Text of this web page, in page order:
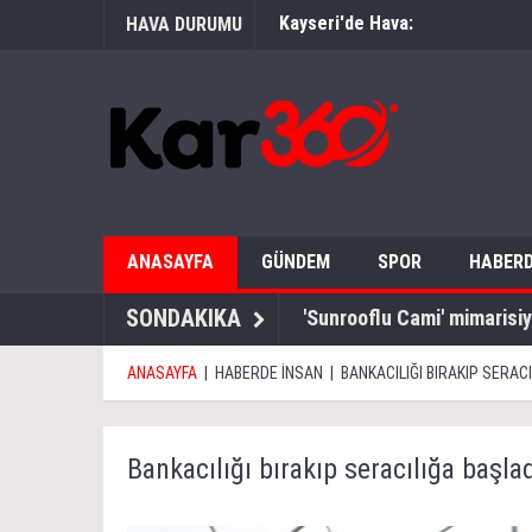
HAVA DURUMU Kayseri'de Hava:
ANASAYFA GÜNDEM SPOR
SONDAKIKA 'Sunrooflu Cami'
ANASAYFA HABERDE İNSAN BANKACILIĞI BIRAKIP
Bankacılığı bırakıp seracılığa